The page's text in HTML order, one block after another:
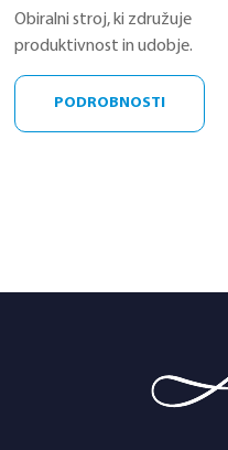
Obiralni stroj, ki združuje
produktivnost in udobje.
PODROBNOSTI